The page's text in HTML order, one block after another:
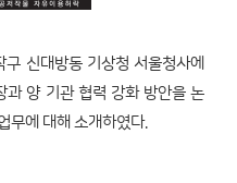
신대방동 기상청 서울청사에
과 양 기관 협력 강화 방안을 논
무에 대해 소개하였다.